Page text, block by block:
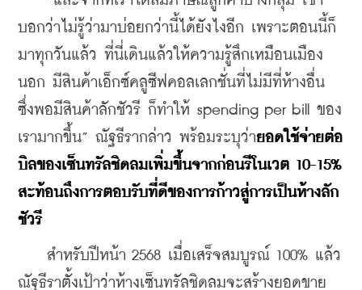
บอกว่าไม่รู้ว่ามาบ่อยกว่านี้ได้ยังไงอีก เพราะตอนนี้ก็
มาทุกวันแล้ว ที่นี่เดินแล้วให้ความรู้สึกเหมือนเมือง
นอก มีสินค้าเอ็กซ์คลูซีฟคอลเลกชั่นที่ไม่มีที่ห้างอื่น
ซึ่งพอมีสินค้าลักชัวรี ก็ทำให้ spending per bill ของ
เรามากขึ้น” ณัฐธีรากล่าว พร้อมระบุว่ายอดใช้จ่ายต่อ
บิลของเซ็นทรัลชิดลมเพิ่มขึ้นจากก่อนรีโนเวต 10-15%
สะท้อนถึงการตอบรับที่ดีของการก้าวสู่การเป็นห้างลัก
ชัวรี
สำหรับปีหน้า 2568 เมื่อเสร็จสมบูรณ์ 100% แล้ว
ณัฐธีราตั้งเป้าว่าห้างเซ็นทรัลชิดลมจะสร้างยอดขาย